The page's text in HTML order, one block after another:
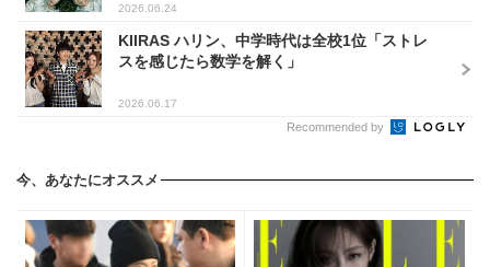
2026.06.24
KIIRAS ハリン、中学時代は全校1位「ストレ
スを感じたら数学を解く」
2026.06.17
Recommended by
今、あなたにオススメ